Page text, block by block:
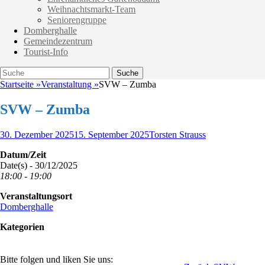
Weihnachtsmarkt-Team
Seniorengruppe
Domberghalle
Gemeindezentrum
Tourist-Info
Suche
Suche
nach:
Startseite »Veranstaltung »SVW – Zumba
SVW – Zumba
Veröffentlicht
30. Dezember 202515. September 2025Autor
Torsten Strauss
Datum/Zeit
Date(s) - 30/12/2025
18:00 - 19:00
Veranstaltungsort
Domberghalle
Kategorien
Bitte folgen und liken Sie uns: